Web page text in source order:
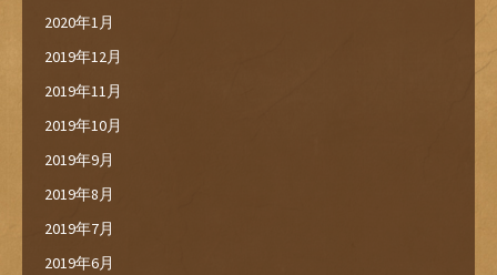
2020年1月
2019年12月
2019年11月
2019年10月
2019年9月
2019年8月
2019年7月
2019年6月